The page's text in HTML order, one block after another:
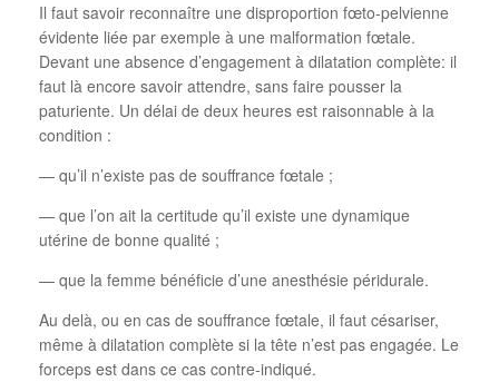
Il faut savoir reconnaître une disproportion fœto-pelvienne
évidente liée par exemple à une malformation fœtale.
Devant une absence d’engagement à dilatation complète: il
faut là encore savoir attendre, sans faire pousser la
paturiente. Un délai de deux heures est raisonnable à la
condition :
— qu’il n’existe pas de souffrance fœtale ;
— que l’on ait la certitude qu’il existe une dynamique
utérine de bonne qualité ;
— que la femme bénéficie d’une anesthésie péridurale.
Au delà, ou en cas de souffrance fœtale, il faut césariser,
même à dilatation complète si la tête n’est pas engagée. Le
forceps est dans ce cas contre-indiqué.